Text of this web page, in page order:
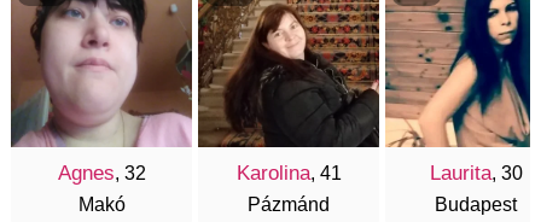
Agnes, 32
Makó
Karolina, 41
Pázmánd
Laurita, 30
Budapest